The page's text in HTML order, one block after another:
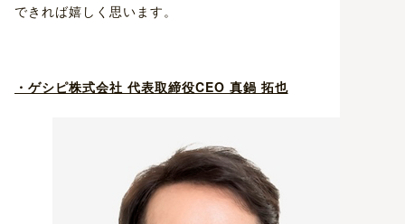
できれば嬉しく思います。
・ゲシピ株式会社 代表取締役CEO 真鍋 拓也